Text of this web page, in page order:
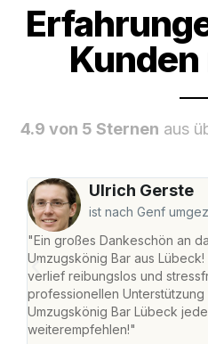
4.9 von 5 Sternen aus
Ulrich Gerste
ist nach Genf
"Ein großes Dankeschön an
Umzugskönig Bar aus
verlief reibungslos und
professionellen Unterstützung
Umzugskönig Bar Lübeck
weiterempfehlen!"